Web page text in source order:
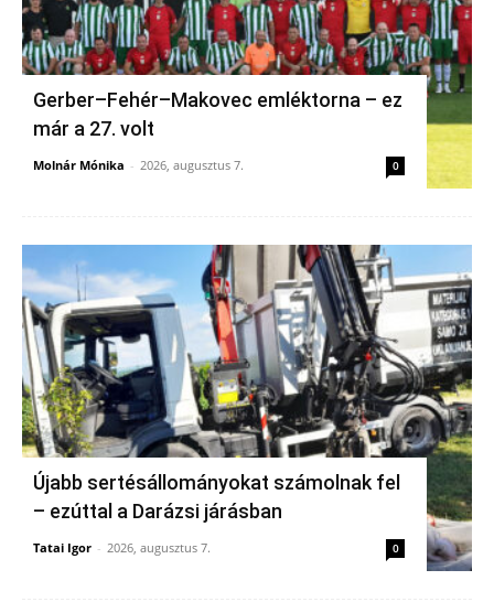
Gerber–Fehér–Makovec emléktorna – ez
már a 27. volt
Molnár Mónika - 2026, augusztus 7. 0
Újabb sertésállományokat számolnak fel
– ezúttal a Darázsi járásban
Tatai Igor - 2026, augusztus 7. 0